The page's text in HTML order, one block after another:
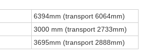
6394mm (transport 6064mm)
3000 mm (transport 2733mm)
3695mm (transport 2888mm)